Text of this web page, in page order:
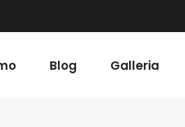
Blog Galleria